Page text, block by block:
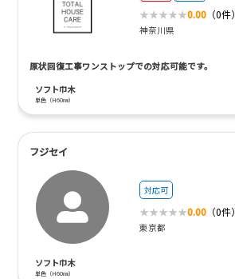
0.00 （0件）
神奈川県
原状回復工事ワンストップでの対応可能です。
ソフト巾木
単色（H60㎜）
フジセイ
対応可
0.00 （0件）
東京都
ソフト巾木
単色（H60㎜）